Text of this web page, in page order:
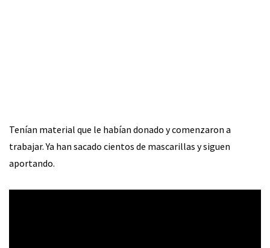
Tenían material que le habían donado y comenzaron a
trabajar. Ya han sacado cientos de mascarillas y siguen
aportando.